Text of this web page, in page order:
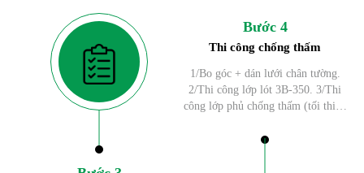
Bước 4
Thi công chống thấm
1/Bo góc + dán lưới chân tường.
2/Thi công lớp lót 3B-350. 3/Thi
công lớp phủ chống thấm (tối thiểu